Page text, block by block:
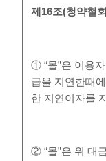
제 16조(청약철
① “몰”은 이용
급을 지연한때
한 지연이자를
② “몰”은 위 대